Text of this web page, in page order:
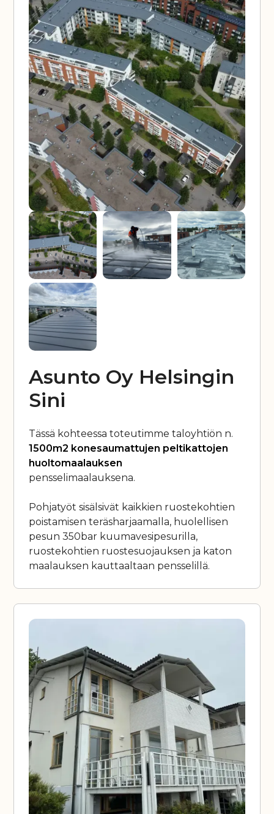
Asunto Oy Helsingin
Sini
Tässä kohteessa toteutimme taloyhtiön n.
1500m2 konesaumattujen peltikattojen
huoltomaalauksen
pensselimaalauksena.
Pohjatyöt sisälsivät kaikkien ruostekohtien
poistamisen teräsharjaamalla, huolellisen
pesun 350bar kuumavesipesurilla,
ruostekohtien ruostesuojauksen ja katon
maalauksen kauttaaltaan pensselillä.